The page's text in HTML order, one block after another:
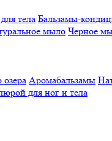
тела Бальзамы-
мыло Черное
озера Аромабальзамы
для ног и тела